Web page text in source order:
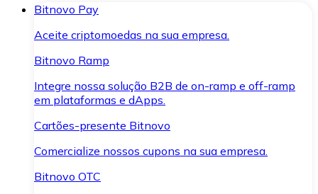
Bitnovo Pay
Aceite criptomoedas na sua empresa.
Bitnovo Ramp
Integre nossa solução B2B de on-ramp e off-ramp
em plataformas e dApps.
Cartões-presente Bitnovo
Comercialize nossos cupons na sua empresa.
Bitnovo OTC